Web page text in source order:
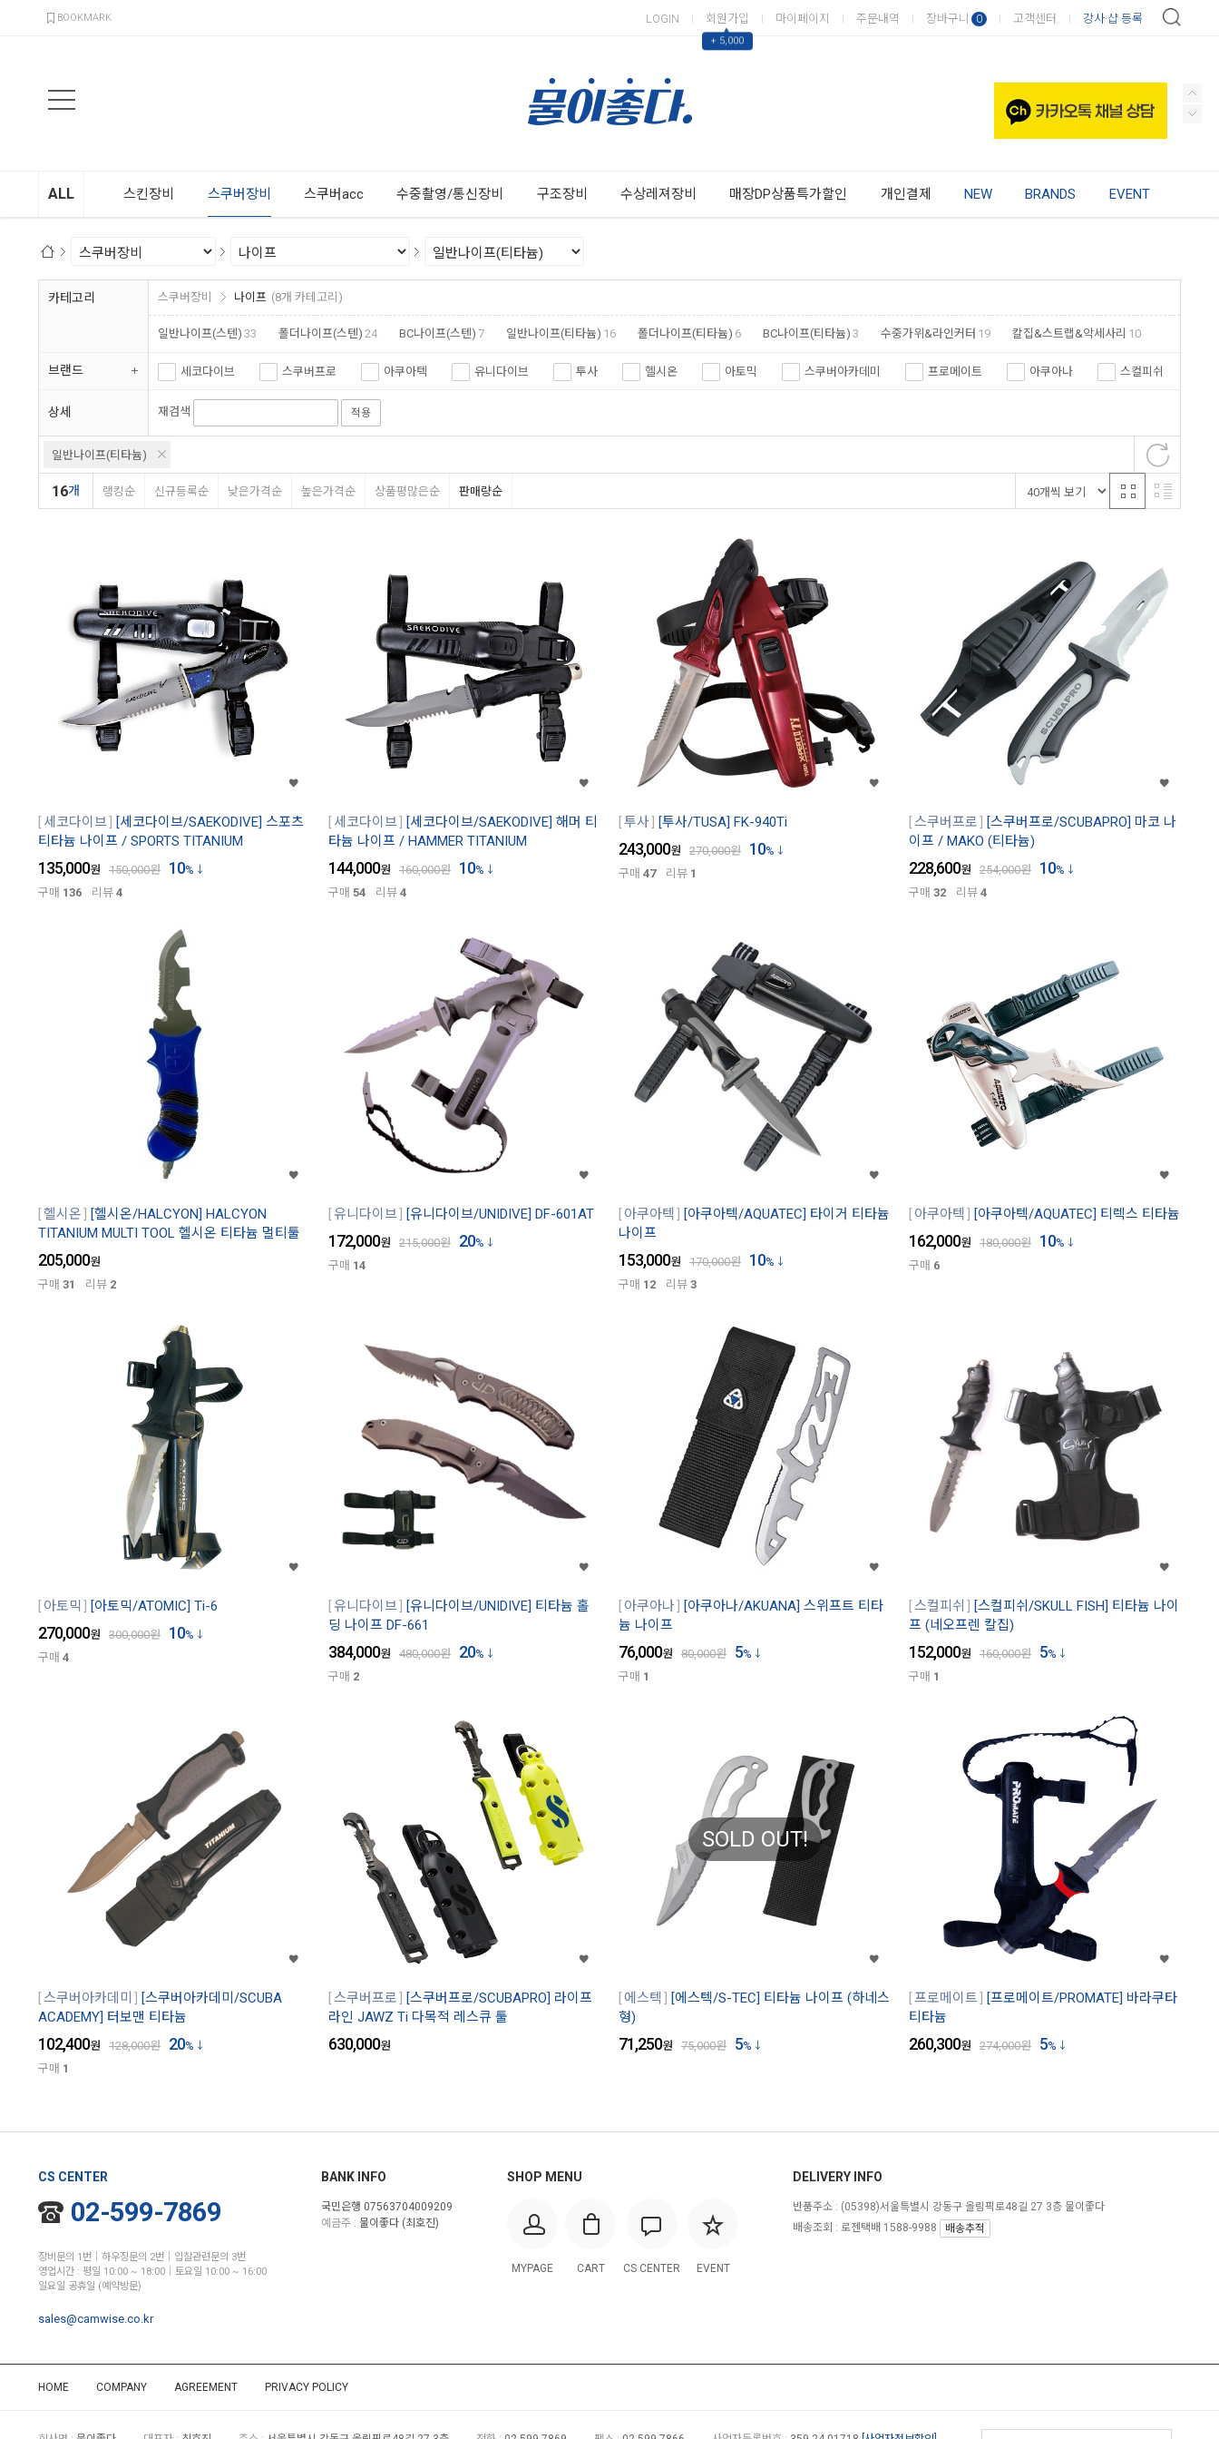
BOOKMARK LOGIN 회원가입
▲
+ 5,000
마이페이지 주문내역 장바구니 0 고객센터 강사·샵 등록
ALL 스킨장비 스쿠버장비 스쿠버acc 수중촬영/통신장비 구조장비 수상레져장비 매장DP상품특가할인 개인결제 NEW BRANDS EVENT
카테고리 스쿠버장비 나이프 (8개 카테고리)
일반나이프(스텐) 33 폴더나이프(스텐) 24 BC나이프(스텐) 7 일반나이프(티타늄) 16 폴더나이프(티타늄) 6 BC나이프(티타늄) 3 수중가위&라인커터 19 칼집&스트랩&악세사리 10
브랜드 세코다이브 스쿠버프로 아쿠아텍 유니다이브 투사 헬시온 아토믹 스쿠버아카데미 프로메이트 아쿠아나 스컬피쉬
에스텍
상세 재검색 적용
일반나이프(티타늄)
16개 랭킹순 신규등록순 낮은가격순 높은가격순 상품평많은순 판매량순
세코다이브
[세코다이브/SAEKODIVE] 스포츠
티타늄 나이프 / SPORTS TITANIUM
135,000원 150,000원 10%
구매 136 리뷰 4
세코다이브
[세코다이브/SAEKODIVE] 해머 티
타늄 나이프 / HAMMER TITANIUM
144,000원 160,000원 10%
구매 54 리뷰 4
투사 [투사/TUSA] FK-940Ti
243,000원 270,000원 10%
구매 47 리뷰 1
스쿠버프로
[스쿠버프로/SCUBAPRO] 마코 나
이프 / MAKO (티타늄)
228,600원 254,000원 10%
구매 32 리뷰 4
헬시온
[헬시온/HALCYON] HALCYON
TITANIUM MULTI TOOL 헬시온 티타늄 멀티툴
205,000원
구매 31 리뷰 2
유니다이브 [유니다이브/UNIDIVE] DF-601AT
172,000원 215,000원 20%
구매 14
아쿠아텍
[아쿠아텍/AQUATEC] 타이거 티타늄
나이프
153,000원 170,000원 10%
구매 12 리뷰 3
아쿠아텍 [아쿠아텍/AQUATEC] 티렉스 티타늄
162,000원 180,000원 10%
구매 6
아토믹 [아토믹/ATOMIC] Ti-6
270,000원 300,000원 10%
구매 4
유니다이브
[유니다이브/UNIDIVE] 티타늄 홀
딩 나이프 DF-661
384,000원 480,000원 20%
구매 2
아쿠아나
[아쿠아나/AKUANA] 스위프트 티타
늄 나이프
76,000원 80,000원 5%
구매 1
스컬피쉬
[스컬피쉬/SKULL FISH] 티타늄 나이
프 (네오프렌 칼집)
152,000원 160,000원 5%
구매 1
스쿠버아카데미
[스쿠버아카데미/SCUBA
ACADEMY] 터보맨 티타늄
102,400원 128,000원 20%
구매 1
스쿠버프로
[스쿠버프로/SCUBAPRO] 라이프
라인 JAWZ Ti 다목적 레스큐 툴
630,000원
SOLD OUT!
에스텍
[에스텍/S-TEC] 티타늄 나이프 (하네스
형)
71,250원 75,000원 5%
프로메이트
[프로메이트/PROMATE] 바라쿠타
티타늄
260,300원 274,000원 5%
CS CENTER
02-599-7869
장비문의 1번│하우징문의 2번│입찰관련문의 3번
영업시간 : 평일 10:00 ~ 18:00│토요일 10:00 ~ 16:00
일요일 공휴일 (예약방문)
sales@camwise.co.kr
BANK INFO
국민은행 07563704009209
예금주 : 물이좋다 (최호진)
SHOP MENU
MYPAGE CART CS CENTER EVENT
DELIVERY INFO
반품주소 : (05398)서울특별시 강동구 올림픽로48길 27 3층 물이좋다
배송조회 : 로젠택배 1588-9988
배송추적
HOME COMPANY AGREEMENT PRIVACY POLICY